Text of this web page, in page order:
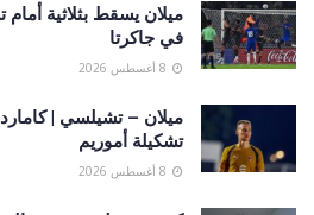
ميلان يسقط بثلاثية
في جاكرتا
ميلان – تشيلسي |
تشكيلة أموريم